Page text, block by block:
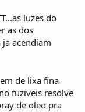
luzes do
as dos
acendiam
de lixa fina
fuziveis resolve
de oleo pra